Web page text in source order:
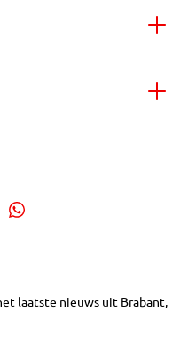
laatste nieuws uit Brabant,